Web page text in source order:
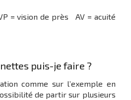
= vision de près AV = acuité
puis-je faire ?
comme sur l’exemple en
de partir sur plusieurs